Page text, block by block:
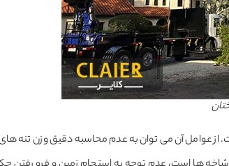
از عوامل آن می توان به عدم محاسبه دقیق وزن تنه